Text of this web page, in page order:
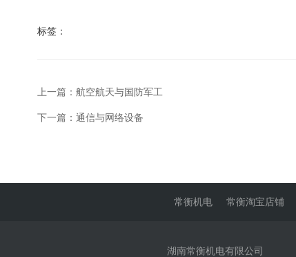
标签：
上一篇：航空航天与国防军工
下一篇：通信与网络设备
常衡机电 常衡淘宝店铺
湖南常衡机电有限公司